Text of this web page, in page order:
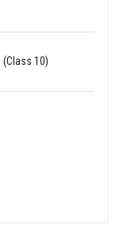
(Class 10)